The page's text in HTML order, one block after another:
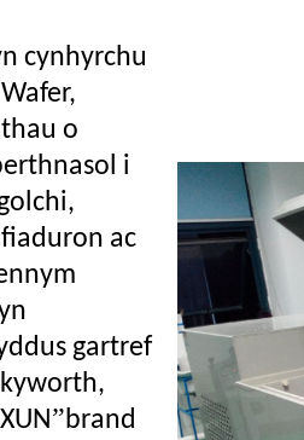
cynhyrchu
o
i
ac
gartref
”brand